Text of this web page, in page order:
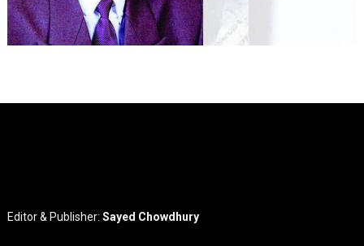
Editor & Publisher:Sayed Chowdhury